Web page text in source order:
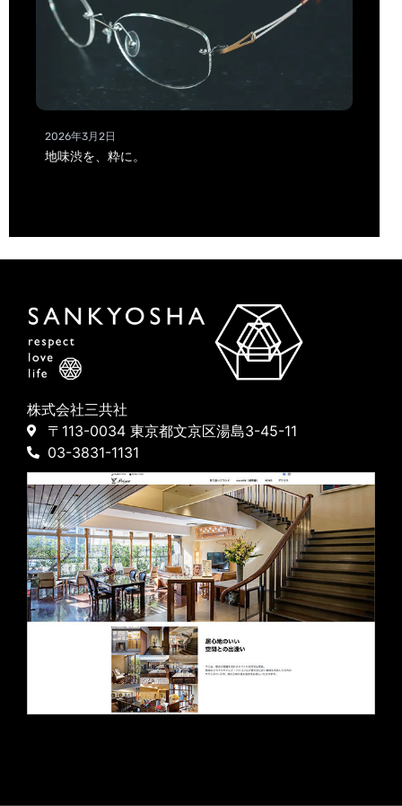
2026年3月2日
地味渋を、粋に。
株式会社三共社
〒113-0034 東京都文京区湯島3-45-11
03-3831-1131